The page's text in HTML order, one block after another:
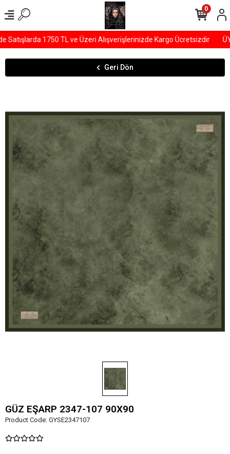
1750 TL ve Üzeri Alışverişlerinizde Kargo Ücretsizdir
0
Geri Dön
GÜZ EŞARP 2347-107 90X90
Product Code: GYSE2347107